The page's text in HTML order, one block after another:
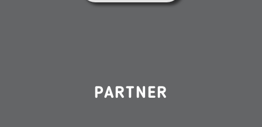
PARTNER